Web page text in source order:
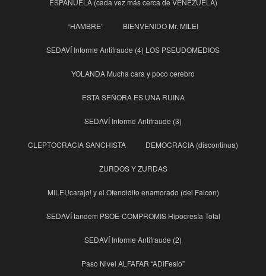
ESPAÑUELA (cada vez más cerca de VENEZUELA)
“HAMBRE” BIENVENIDO Mr. MILEI
SEDAVÍ Informe Antifraude (4) LOS PSEUDOMEDIOS
YOLANDA Mucha cara y poco cerebro
ESTA SEÑORA ES UNA RUINA
SEDAVÍ Informe Antifraude (3)
CLEPTOCRACIA SANCHISTA DEMOCRACIA (discontinua)
ZURDOS Y ZURDAS
MILEI,!carajo! y el Ofendidito enamorado (del Falcon)
SEDAVÍ tandem PSOE-COMPROMIS Hipocresía Total
SEDAVÍ Informe Antifraude (2)
Paso Nivel ALFAFAR “ADIFesio”